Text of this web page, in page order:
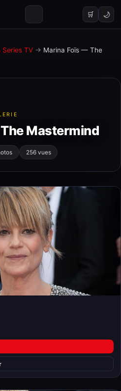
🛒 🌙
Series TV → Marina Foïs — The
Mastermind
256 vues